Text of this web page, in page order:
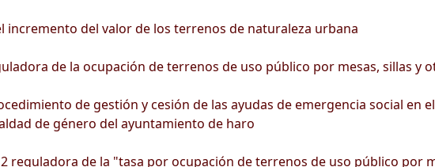
incremento del valor de los terrenos de naturaleza urbana
de la ocupación de terrenos de uso público por mesas, sillas
de gestión y cesión de las ayudas de emergencia social en
de género del ayuntamiento de haro
reguladora de la "tasa por ocupación de terrenos de uso público por